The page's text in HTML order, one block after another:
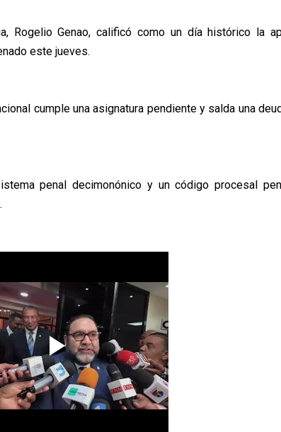
Rogelio Genao, calificó como un día histórico la
este jueves.
cumple una asignatura pendiente y salda una
penal decimonónico y un código procesal